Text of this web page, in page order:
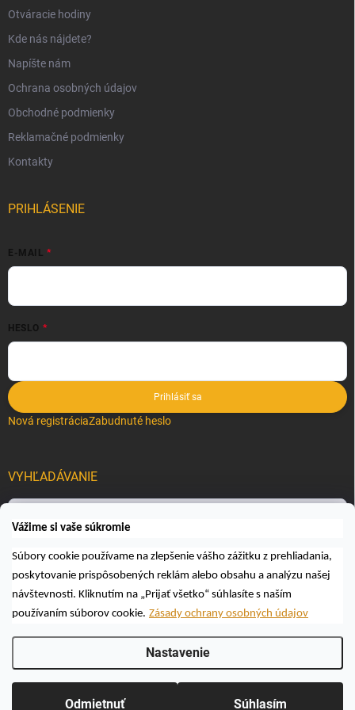
Vážime si vaše súkromie
Súbory cookie používame na zlepšenie vášho zážitku z prehliadania,
poskytovanie prispôsobených reklám alebo obsahu a analýzu našej
návštevnosti. Kliknutím na „Prijať všetko“ súhlasíte s naším
používaním súborov cookie. Zásady ochrany osobných údajov
Nastavenie
Odmietnuť Súhlasím
Otváracie hodiny
Kde nás nájdete?
Napíšte nám
Ochrana osobných údajov
Obchodné podmienky
Reklamačné podmienky
Kontakty
PRIHLÁSENIE
E-MAIL
HESLO
Prihlásiť sa
Nová registráciaZabudnuté heslo
VYHĽADÁVANIE
Vytvoril Shoptet
Všetky práva vyhradené.Upraviť nastavenie cookies